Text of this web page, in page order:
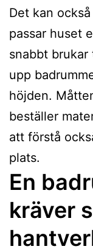
Det kan
passar huset
snabbt
upp
höjden.
beställer
att förstå
plats.
En
kräver